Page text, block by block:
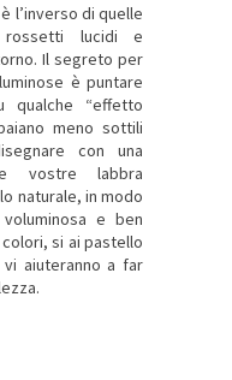
l’inverso di quelle
lucidi e
Il segreto per
è puntare
“effetto
meno sottili
con una
vostre labbra
naturale, in modo
e ben
si ai pastello
aiuteranno a far